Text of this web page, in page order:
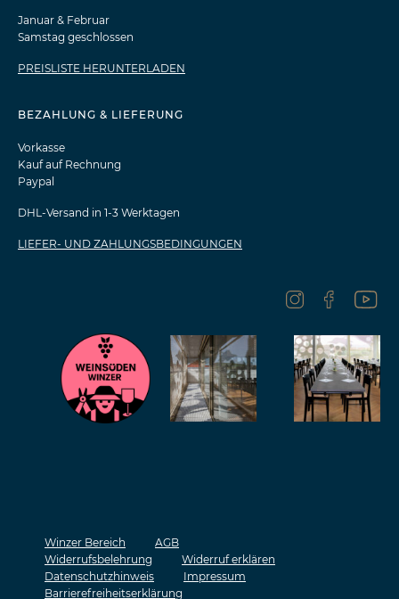
Januar & Februar
Samstag geschlossen
PREISLISTE HERUNTERLADEN
BEZAHLUNG & LIEFERUNG
Vorkasse
Kauf auf Rechnung
Paypal
DHL-Versand in 1-3 Werktagen
LIEFER- UND ZAHLUNGSBEDINGUNGEN
Winzer Bereich
AGB
Widerrufsbelehrung
Widerruf erklären
Datenschutzhinweis
Impressum
Barrierefreiheitserklärung